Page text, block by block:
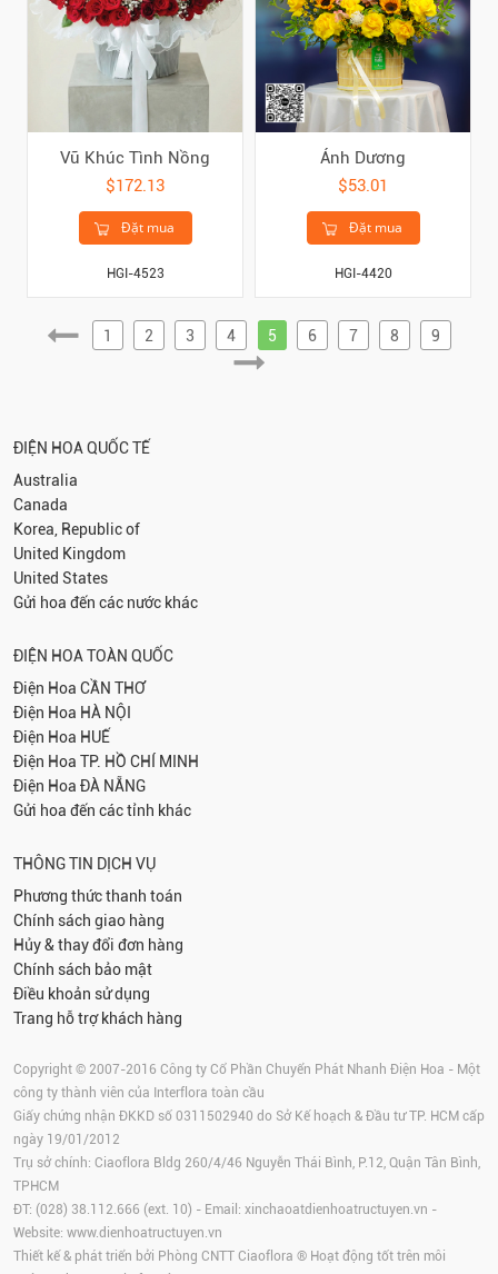
Vũ Khúc Tình Nồng
$172.13
Đặt mua
HGI-4523
Ánh Dương
$53.01
Đặt mua
HGI-4420
1 2 3 4 5 6 7 8 9
ĐIỆN HOA QUỐC TẾ
Australia
Canada
Korea, Republic of
United Kingdom
United States
Gửi hoa đến các nước khác
ĐIỆN HOA TOÀN QUỐC
Điện Hoa CẦN THƠ
Điện Hoa HÀ NỘI
Điện Hoa HUẾ
Điện Hoa TP. HỒ CHÍ MINH
Điện Hoa ĐÀ NẴNG
Gửi hoa đến các tỉnh khác
THÔNG TIN DỊCH VỤ
Phương thức thanh toán
Chính sách giao hàng
Hủy & thay đổi đơn hàng
Chính sách bảo mật
Điều khoản sử dụng
Trang hỗ trợ khách hàng
Copyright © 2007-2016 Công ty Cổ Phần Chuyển Phát Nhanh Điện Hoa - Một
công ty thành viên của Interflora toàn cầu
Giấy chứng nhận ĐKKD số 0311502940 do Sở Kế hoạch & Đầu tư TP. HCM cấp
ngày 19/01/2012
Trụ sở chính: Ciaoflora Bldg 260/4/46 Nguyễn Thái Bình, P.12, Quận Tân Bình,
TPHCM
ĐT: (028) 38.112.666 (ext. 10) - Email: xinchaoatdienhoatructuyen.vn -
Website: www.dienhoatructuyen.vn
Thiết kế & phát triển bởi Phòng CNTT Ciaoflora ® Hoạt động tốt trên môi